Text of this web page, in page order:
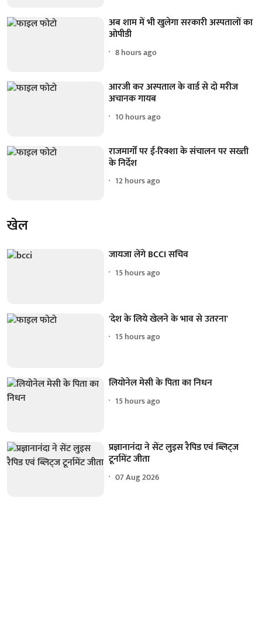
अब शाम में भी खुलेगा सरकारी अस्पतालों का
ओपीडी
8 hours ago
आरजी कर अस्पताल के वार्ड से दो मरीज
अचानक गायब
10 hours ago
राजमार्गों पर ई-रिक्शा के संचालन पर सख्ती
के निर्देश
12 hours ago
खेल
जायजा लेंगे BCCI सचिव
15 hours ago
'देश के लिये खेलने के भाव से उतरना'
15 hours ago
लियोनेल मेसी के पिता का निधन
15 hours ago
प्रज्ञानानंदा ने सेंट लुइस रैपिड एवं ब्लिट्ज
टूर्नामेंट जीता
07 Aug 2026